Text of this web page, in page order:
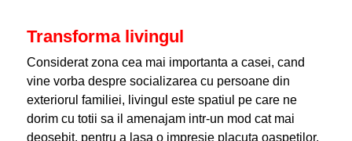
Transforma livingul
Considerat zona cea mai importanta a casei, cand
vine vorba despre socializarea cu persoane din
exteriorul familiei, livingul este spatiul pe care ne
dorim cu totii sa il amenajam intr-un mod cat mai
deosebit, pentru a lasa o impresie placuta oaspetilor.